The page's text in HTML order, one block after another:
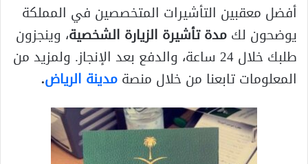
أفضل معقبين التأشيرات المتخصصين في المملكة
يوضحون لكمدة تأشيرة الزيارة الشخصية، وينجزون
طلبك خلال 24 ساعة، والدفع بعد الإنجاز. ولمزيد من
المعلومات تابعنا من خلال منصةمدينة الرياض.